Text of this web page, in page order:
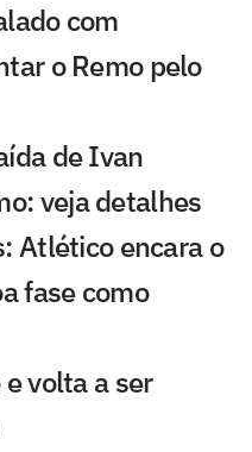
com
o Remo pelo
de Ivan
veja detalhes
Atlético encara o
fase como
volta a ser